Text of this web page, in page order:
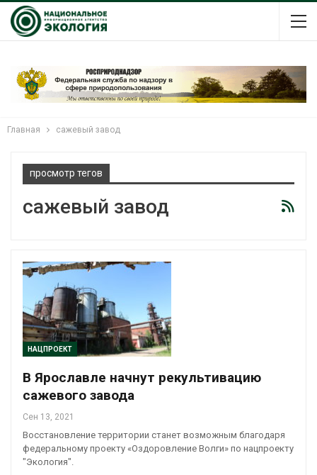
Главная сажевый завод
просмотр тегов
сажевый завод
НАЦПРОЕКТ
В Ярославле начнут рекультивацию
сажевого завода
Сен 13, 2021
Восстановление территории станет возможным благодаря
федеральному проекту «Оздоровление Волги» по нацпроекту
"Экология".